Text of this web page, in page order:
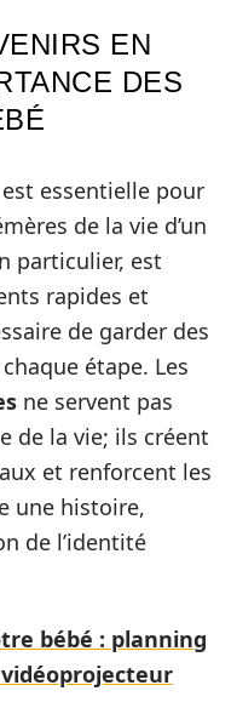
EN
DES
est essentielle pour
de la vie d’un
particulier, est
rapides et
de garder des
étape. Les
ne servent pas
de la vie; ils créent
et renforcent les
une histoire,
de l’identité
bébé : planning